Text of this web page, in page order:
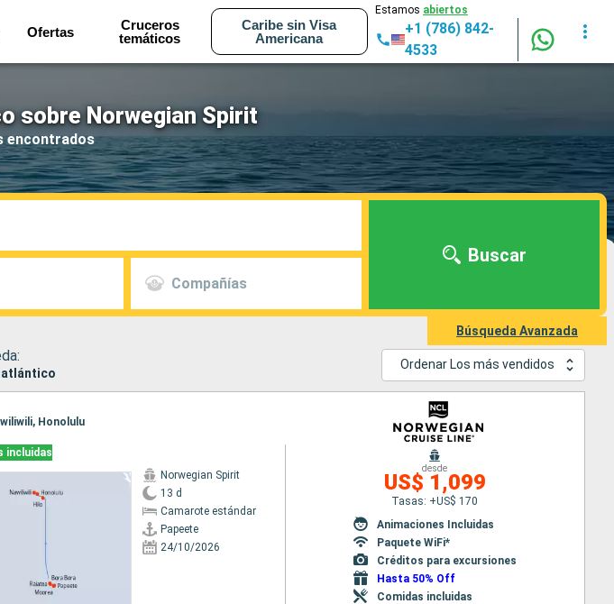
Ofertas
Cruceros
temáticos
Caribe sin Visa
Americana
Estamos abiertos
+1 (786) 842-
4533
sobre Norwegian Spirit
encontrados
Compañías
Buscar
Búsqueda Avanzada
Ordenar Los más vendidos
Honolulu
incluidas
Norwegian Spirit
13 d
Camarote estándar
Papeete
24/10/2026
desde
US$ 1,099
Tasas: +US$ 170
Animaciones Incluidas
Paquete WiFi*
Créditos para excursiones
Hasta 50% Off
Comidas incluidas